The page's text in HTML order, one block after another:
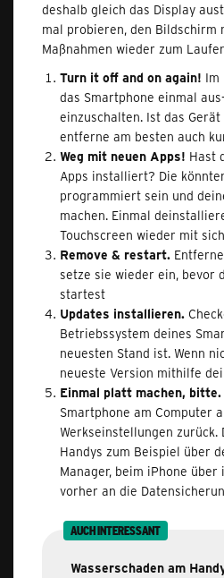
deshalb gleich das Display
mal probieren, den Bildschirm
Maßnahmen wieder zum
Turn it off and on again! Im
das Smartphone einmal
einzuschalten. Ist das
entferne am besten auch
Weg mit neuen Apps! Hast
Apps installiert? Die
programmiert sein und
machen. Einmal
Touchscreen wieder mit
Remove & restart.
setze sie wieder ein, bevor
startest
Updates installieren.
Betriebssystem deines
neuesten Stand ist. Wenn
neueste Version mithilfe
Einmal platt machen, bitte.
Smartphone am Computer
Werkseinstellungen zurück.
Handys zum Beispiel über
Manager, beim iPhone über
vorher an die
AUCH INTERESSANT
Wasserschaden am